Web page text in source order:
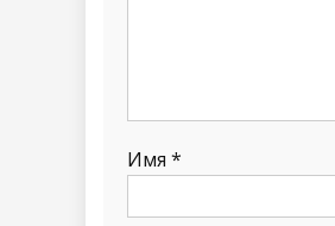
Имя *